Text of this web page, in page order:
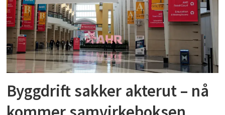
Byggdrift sakker akterut – nå